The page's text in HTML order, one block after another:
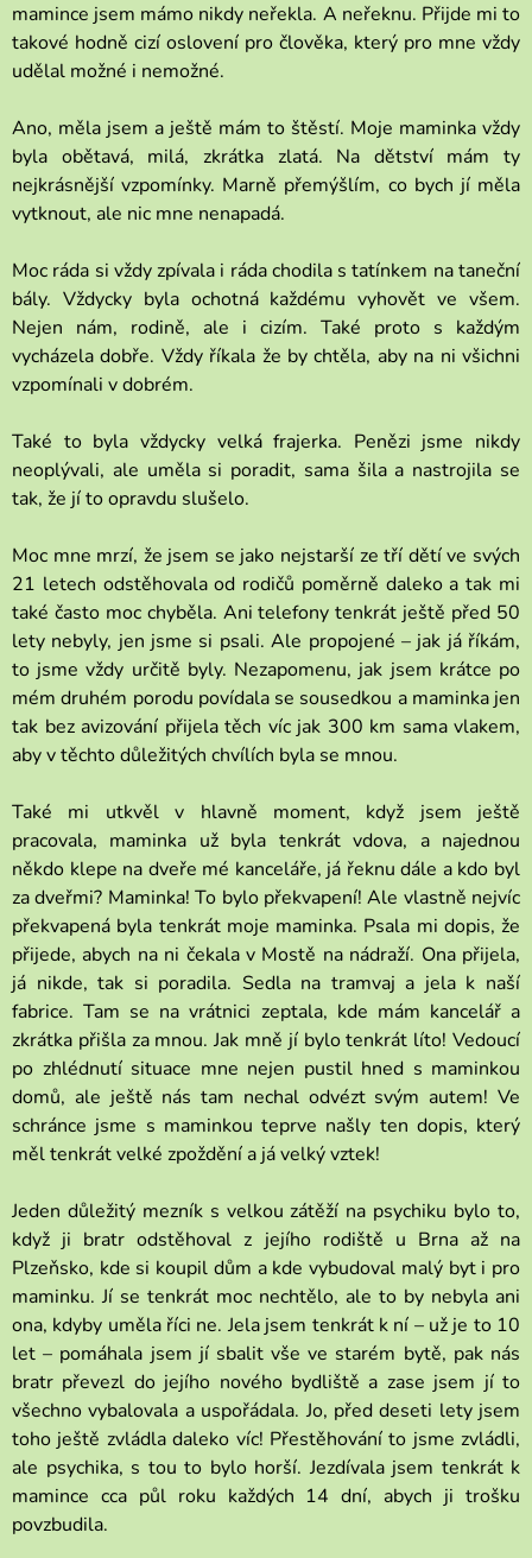
mamince jsem mámo nikdy neřekla. A neřeknu. Přijde mi to
takové hodně cizí oslovení pro člověka, který pro mne vždy
udělal možné i nemožné.
Ano, měla jsem a ještě mám to štěstí. Moje maminka vždy
byla obětavá, milá, zkrátka zlatá. Na dětství mám ty
nejkrásnější vzpomínky. Marně přemýšlím, co bych jí měla
vytknout, ale nic mne nenapadá.
Moc ráda si vždy zpívala i ráda chodila s tatínkem na taneční
bály. Vždycky byla ochotná každému vyhovět ve všem.
Nejen nám, rodině, ale i cizím. Také proto s každým
vycházela dobře. Vždy říkala že by chtěla, aby na ni všichni
vzpomínali v dobrém.
Také to byla vždycky velká frajerka. Penězi jsme nikdy
neoplývali, ale uměla si poradit, sama šila a nastrojila se
tak, že jí to opravdu slušelo.
Moc mne mrzí, že jsem se jako nejstarší ze tří dětí ve svých
21 letech odstěhovala od rodičů poměrně daleko a tak mi
také často moc chyběla. Ani telefony tenkrát ještě před 50
lety nebyly, jen jsme si psali. Ale propojené – jak já říkám,
to jsme vždy určitě byly. Nezapomenu, jak jsem krátce po
mém druhém porodu povídala se sousedkou a maminka jen
tak bez avizování přijela těch víc jak 300 km sama vlakem,
aby v těchto důležitých chvílích byla se mnou.
Také mi utkvěl v hlavně moment, když jsem ještě
pracovala, maminka už byla tenkrát vdova, a najednou
někdo klepe na dveře mé kanceláře, já řeknu dále a kdo byl
za dveřmi? Maminka! To bylo překvapení! Ale vlastně nejvíc
překvapená byla tenkrát moje maminka. Psala mi dopis, že
přijede, abych na ni čekala v Mostě na nádraží. Ona přijela,
já nikde, tak si poradila. Sedla na tramvaj a jela k naší
fabrice. Tam se na vrátnici zeptala, kde mám kancelář a
zkrátka přišla za mnou. Jak mně jí bylo tenkrát líto! Vedoucí
po zhlédnutí situace mne nejen pustil hned s maminkou
domů, ale ještě nás tam nechal odvézt svým autem! Ve
schránce jsme s maminkou teprve našly ten dopis, který
měl tenkrát velké zpoždění a já velký vztek!
Jeden důležitý mezník s velkou zátěží na psychiku bylo to,
když ji bratr odstěhoval z jejího rodiště u Brna až na
Plzeňsko, kde si koupil dům a kde vybudoval malý byt i pro
maminku. Jí se tenkrát moc nechtělo, ale to by nebyla ani
ona, kdyby uměla říci ne. Jela jsem tenkrát k ní – už je to 10
let – pomáhala jsem jí sbalit vše ve starém bytě, pak nás
bratr převezl do jejího nového bydliště a zase jsem jí to
všechno vybalovala a uspořádala. Jo, před deseti lety jsem
toho ještě zvládla daleko víc! Přestěhování to jsme zvládli,
ale psychika, s tou to bylo horší. Jezdívala jsem tenkrát k
mamince cca půl roku každých 14 dní, abych ji trošku
povzbudila.